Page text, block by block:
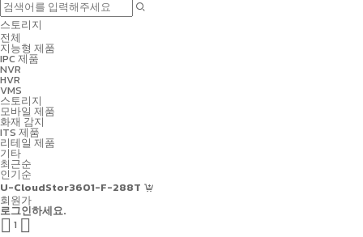
스토리지
전체
지능형 제품
IPC 제품
NVR
HVR
VMS
스토리지
모바일 제품
화재 감지
ITS 제품
리테일 제품
기타
최근순
인기순
U-CloudStor3601-F-288T
회원가
로그인하세요.
 1 